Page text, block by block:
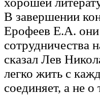
В завершении
Ерофеев Е.А.
сотрудничества
сказал Лев
легко жить с
соединяет, а не